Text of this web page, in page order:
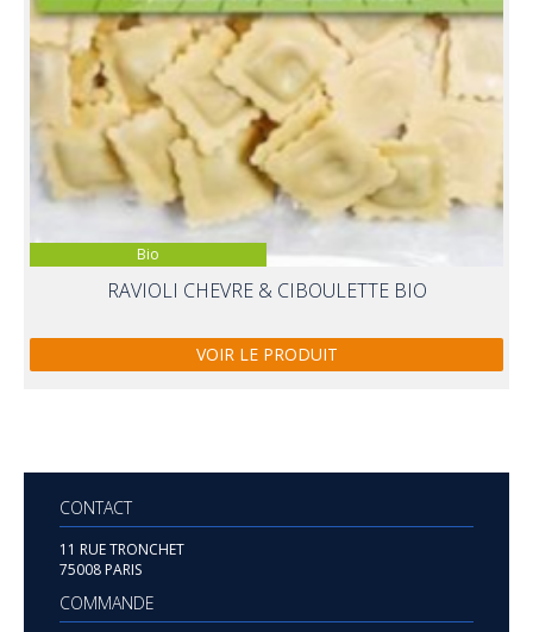
Bio
RAVIOLI CHEVRE & CIBOULETTE BIO
VOIR LE PRODUIT
CONTACT
11 RUE TRONCHET
75008 PARIS
COMMANDE